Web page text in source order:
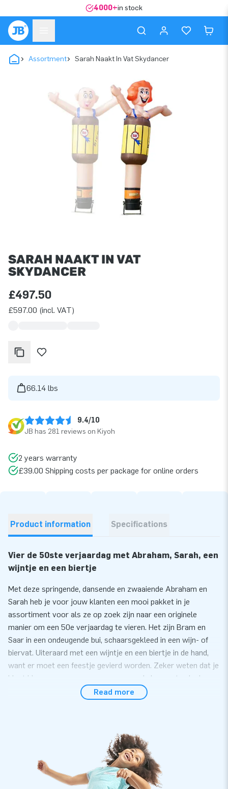
4000+in stock
Assortment Sarah Naakt In Vat Skydancer
SARAH NAAKT IN VAT
SKYDANCER
£497.50
£597.00 (incl. VAT)
66.14 lbs
9.4/10
JB has 281 reviews on Kiyoh
2 years warranty
£39.00 Shipping costs per package for online orders
Product information Specifications
Vier de 50ste verjaardag met Abraham, Sarah, een
wijntje en een biertje
Met deze springende, dansende en zwaaiende Abraham en
Sarah heb je voor jouw klanten een mooi pakket in je
assortiment voor als ze op zoek zijn naar een originele
manier om een 50e verjaardag te vieren. Het zijn Bram en
Saar in een ondeugende bui, schaarsgekleed in een wijn- of
biervat. Uiteraard met een wijntje en een biertje in de hand,
want er moet een feestje gevierd worden. Zeker weten dat je
klant hiermee een succesnummer van de bovenste plank
heeft voor de verjaardag van zijn/haar familielid, collega,
Laat de poppen binnen een minuut dansen
Deze Abraham en Sarah zijn zeer eenvoudig op te zetten. Al
binnen een minuut staan ze op hun plek te dansen en juichen.
Zo kan de verjaardag lekker snel beginnen! We leveren er
Read more